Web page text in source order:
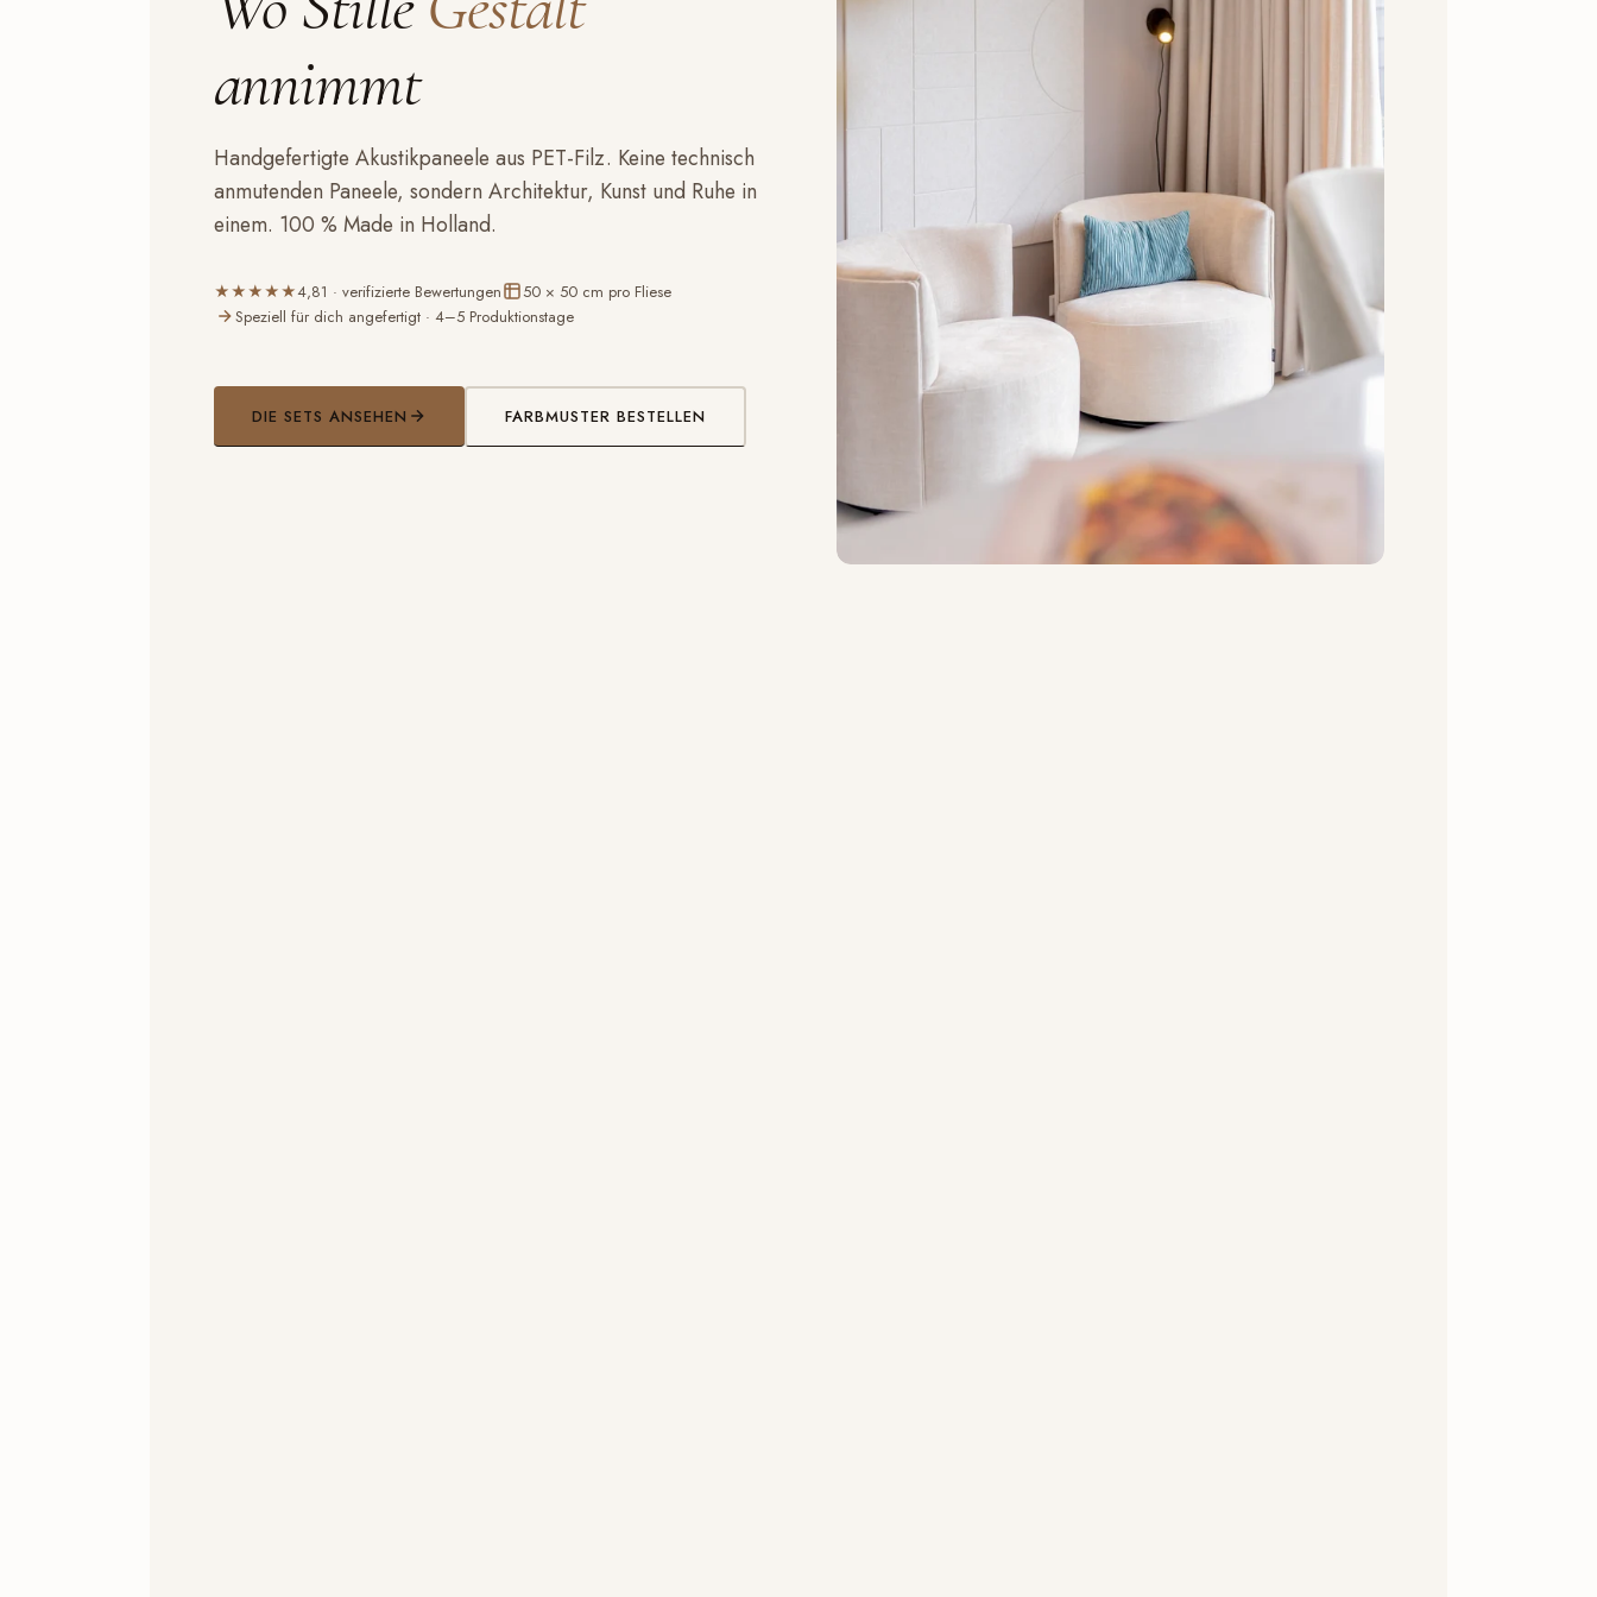
annimmt
Handgefertigte Akustikpaneele aus PET-Filz. Keine technisch
anmutenden Paneele, sondern Architektur, Kunst und Ruhe in
einem. 100 % Made in Holland.
★★★★★4,81 · verifizierte Bewertungen
50 × 50 cm pro Fliese
Speziell für dich angefertigt · 4–5 Produktionstage
DIE SETS ANSEHEN FARBMUSTER BESTELLEN